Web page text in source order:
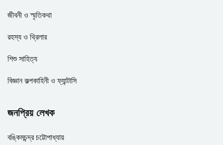
জীবনী ও স্মৃতিকথা
রহস্য ও থ্রিলার
শিশু সাহিত্য
বিজ্ঞান কল্পকাহিনী ও ফ্যান্টাসি
জনপ্রিয় লেখক
বঙ্কিমচন্দ্র চট্টোপাধ্যায়